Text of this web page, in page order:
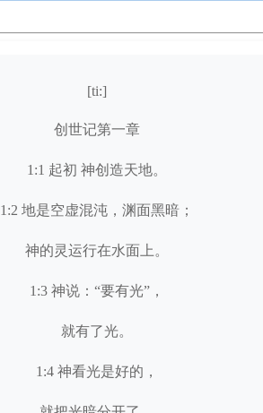
[ti:]
创世记第一章
1:1 起初 神创造天地。
1:2 地是空虚混沌，渊面黑暗；
神的灵运行在水面上。
1:3 神说：“要有光”，
就有了光。
1:4 神看光是好的，